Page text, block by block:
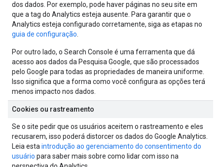
dos dados. Por exemplo, pode haver páginas no seu site em
que a tag do Analytics esteja ausente. Para garantir que o
Analytics esteja configurado corretamente, siga as etapas no
guia de configuração.
Por outro lado, o Search Console é uma ferramenta que dá
acesso aos dados da Pesquisa Google, que são processados
pelo Google para todas as propriedades de maneira uniforme.
Isso significa que a forma como você configura as opções terá
menos impacto nos dados.
Cookies ou rastreamento
Se o site pedir que os usuários aceitem o rastreamento e eles
recusarem, isso poderá distorcer os dados do Google Analytics.
Leia estaintrodução ao gerenciamento do consentimento do
usuário para saber mais sobre como lidar com isso na